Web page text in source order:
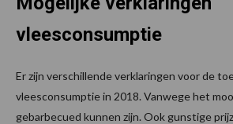
vleesconsumptie
Er zijn verschillende verklaringen voor de
vleesconsumptie in 2018. Vanwege het
gebarbecued kunnen zijn. Ook gunstige